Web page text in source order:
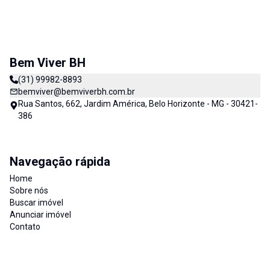
Bem Viver BH
(31) 99982-8893
bemviver@bemviverbh.com.br
Rua Santos, 662, Jardim América, Belo Horizonte - MG - 30421-
386
Navegação rápida
Home
Sobre nós
Buscar imóvel
Anunciar imóvel
Contato